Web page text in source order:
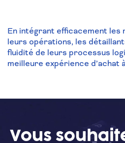
En intégrant efficacement les
leurs opérations, les
fluidité de leurs processus
meilleure expérience d’achat
Vous